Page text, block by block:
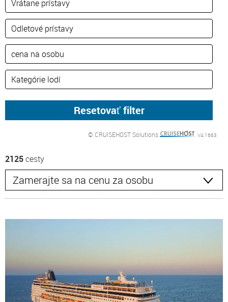
© CRUISEHOST Solutions V4.1663
2125cesty